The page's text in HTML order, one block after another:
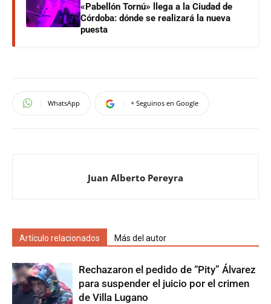
«Pabellón Tornú» llega a la Ciudad de
Córdoba: dónde se realizará la nueva
puesta
WhatsApp + Seguinos en Google
Juan Alberto Pereyra
Artículo relacionados Más del autor
Rechazaron el pedido de “Pity” Álvarez
para suspender el juicio por el crimen
de Villa Lugano